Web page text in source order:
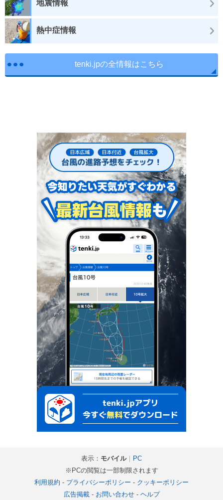
地震情報
熱中症情報
tenki.jpの全情報はこちら
表示： モバイル｜ PC
※PCの閲覧は一部制限されます
利用規約 - プライバシーポリシー - クッキーポリシー
広告掲載- お問い合わせ- ヘルプ